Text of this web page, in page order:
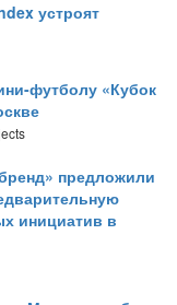
устроят
футболу «Кубок
предложили
инициатив в